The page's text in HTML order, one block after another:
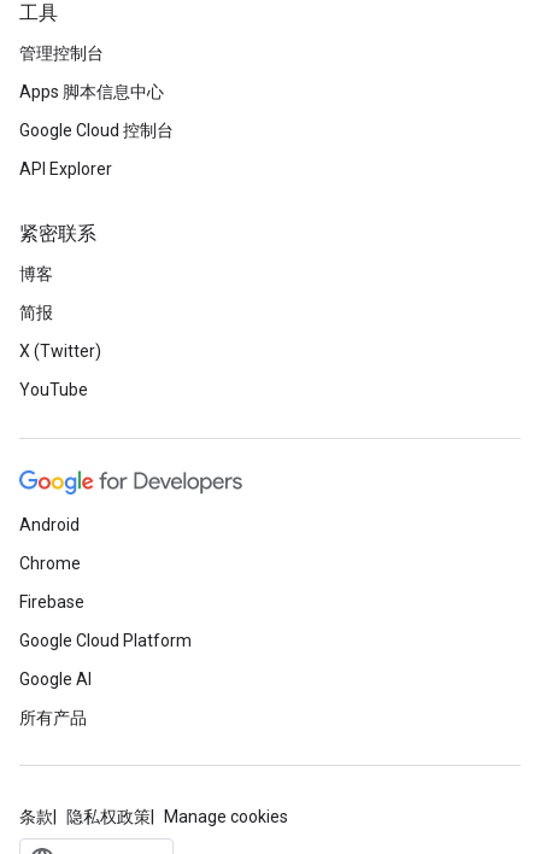
工具
管理控制台
Apps 脚本信息中心
Google Cloud 控制台
API Explorer
紧密联系
博客
简报
X (Twitter)
YouTube
Android
Chrome
Firebase
Google Cloud Platform
Google AI
所有产品
条款 隐私权政策 Manage cookies